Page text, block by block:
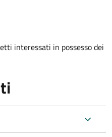
interessati in possesso dei